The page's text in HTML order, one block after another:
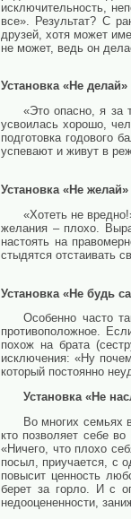
исключительность,
все». Результат? С
друзей, хотя может
не может, ведь он
Установка «Не делай»
«Это опасно, я за
усвоилась хорошо,
подготовка годового
успевают и живут в
Установка «Не желай»
«Хотеть не
желания – плохо.
настоять на
стыдятся отстаивать
Установка «Не будь
Особенно часто
противоположное.
похож на брата
исключения: «Ну
который постоянно
Установка «Не
Во многих семьях
кто позволяет себе
«Ничего, что плохо
посыл, приучается, с
повысит ценность
берет за горло. И с
недооцененности,